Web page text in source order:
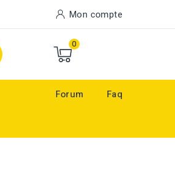
Mon compte
0
Forum Faq